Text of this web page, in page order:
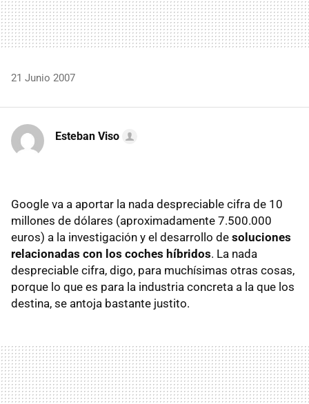
21 Junio 2007
Esteban Viso
Google va a aportar la nada despreciable cifra de 10
millones de dólares (aproximadamente 7.500.000
euros) a la investigación y el desarrollo de soluciones
relacionadas con los coches híbridos. La nada
despreciable cifra, digo, para muchísimas otras cosas,
porque lo que es para la industria concreta a la que los
destina, se antoja bastante justito.